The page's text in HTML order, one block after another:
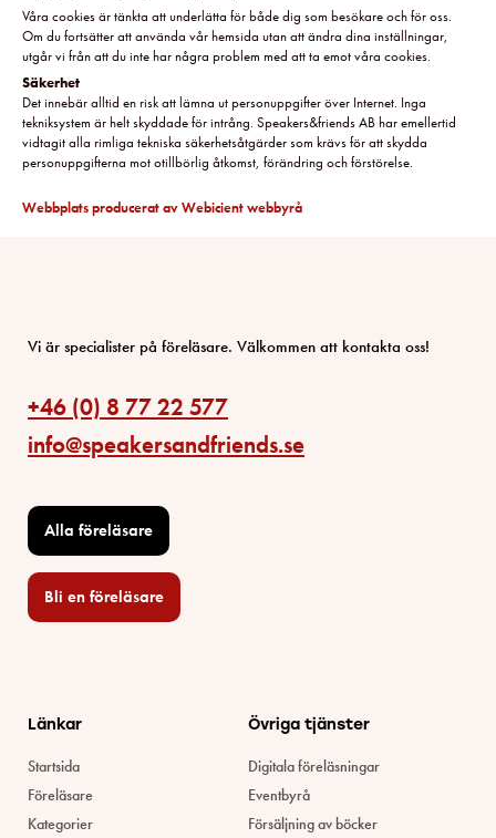
Våra cookies är tänkta att underlätta för både dig som besökare och för oss.
Om du fortsätter att använda vår hemsida utan att ändra dina inställningar,
utgår vi från att du inte har några problem med att ta emot våra cookies.
Säkerhet
Det innebär alltid en risk att lämna ut personuppgifter över Internet. Inga
tekniksystem är helt skyddade för intrång. Speakers&friends AB har emellertid
vidtagit alla rimliga tekniska säkerhetsåtgärder som krävs för att skydda
personuppgifterna mot otillbörlig åtkomst, förändring och förstörelse.
Webbplats producerat av Webicient webbyrå
Vi är specialister på föreläsare. Välkommen att kontakta oss!
+46 (0) 8 77 22 577
info@speakersandfriends.se
Alla föreläsare
Bli en föreläsare​
Länkar
Startsida
Föreläsare
Kategorier
Övriga tjänster
Digitala föreläsningar
Eventbyrå
Försäljning av böcker